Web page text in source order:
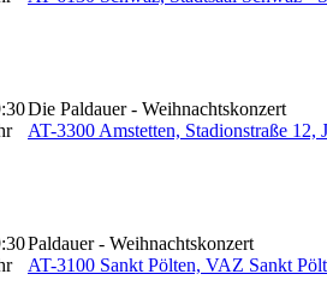
Die Paldauer - Weihnachtskonzert
AT-3300 Amstetten, Stadionstraße 12,
Paldauer - Weihnachtskonzert
AT-3100 Sankt Pölten, VAZ Sankt